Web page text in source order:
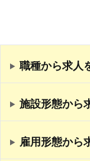
職種から求人
施設形態から
雇用形態から